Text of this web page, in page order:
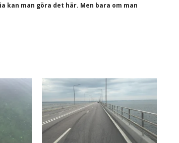
kan man göra det här. Men bara om man